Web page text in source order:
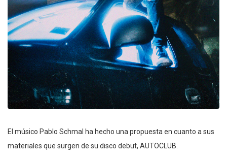
El músico Pablo Schmal ha hecho una propuesta en cuanto a sus
materiales que surgen de su disco debut, AUTOCLUB.